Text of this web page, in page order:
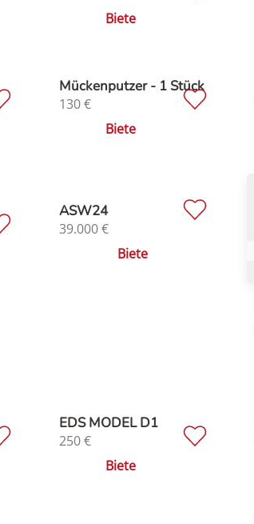
Biete
Mückenputzer - 1 Stück
130 €
Biete
ASW24
39.000 €
Biete
EDS MODEL D1
250 €
Biete